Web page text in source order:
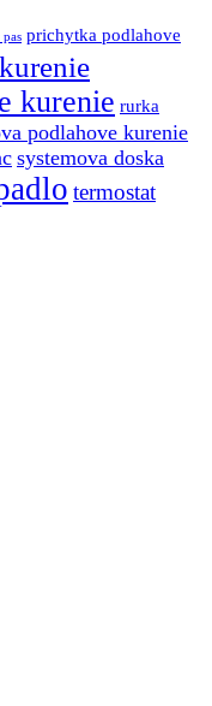
prichytka podlahove
kurenie rurka
podlahove kurenie
systemova doska
termostat